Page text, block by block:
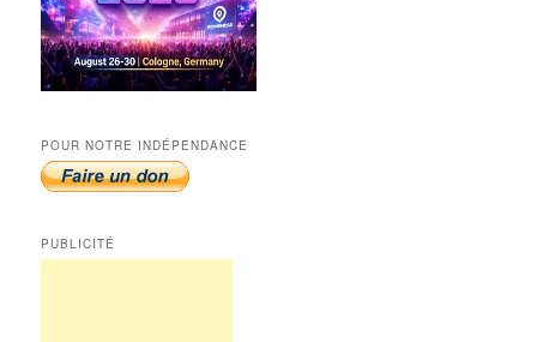
POUR NOTRE INDÉPENDANCE
PUBLICITÉ